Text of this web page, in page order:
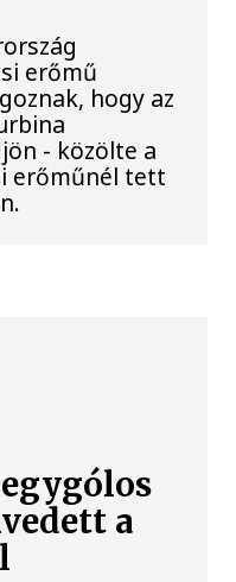
erőmű
hogy az
- közölte a
erőműnél tett
a